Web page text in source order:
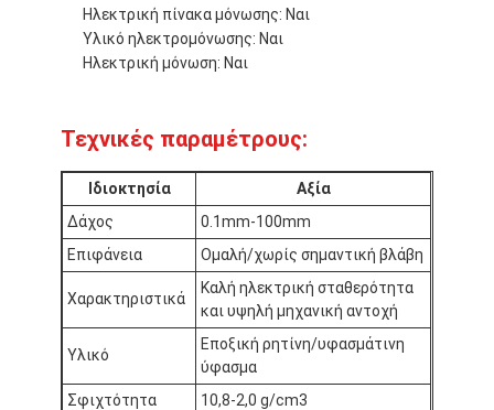
Σπίτι
Περίπου εμείς
Γύρος εργοστασίων
Ποιοτικός έλεγχος
Μας ελάτε σε επαφή με
Συγκολλητική ταινία μόνωσης
Ηλεκτρική πίνακα μόνωσης: Ναι
Υλικό ηλεκτρομόνωσης: Ναι
Ηλεκτρική μόνωση: Ναι
Τεχνικές παραμέτρους:
Ιδιοκτησία
Αξία
Δάχος
0.1mm-100mm
Επιφάνεια
Ομαλή/χωρίς σημαντική βλάβη
Χαρακτηριστικά
Καλή ηλεκτρική σταθερότητα
και υψηλή μηχανική αντοχή
Υλικό
Εποξική ρητίνη/υφασμάτινη
ύφασμα
Σφιχτότητα
10,8-2,0 g/cm3